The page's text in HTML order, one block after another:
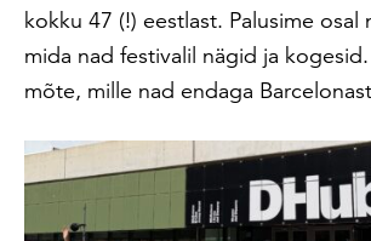
kokku 47 (!) eestlast. Palusime osal
mida nad festivalil nägid ja
mõte, mille nad endaga